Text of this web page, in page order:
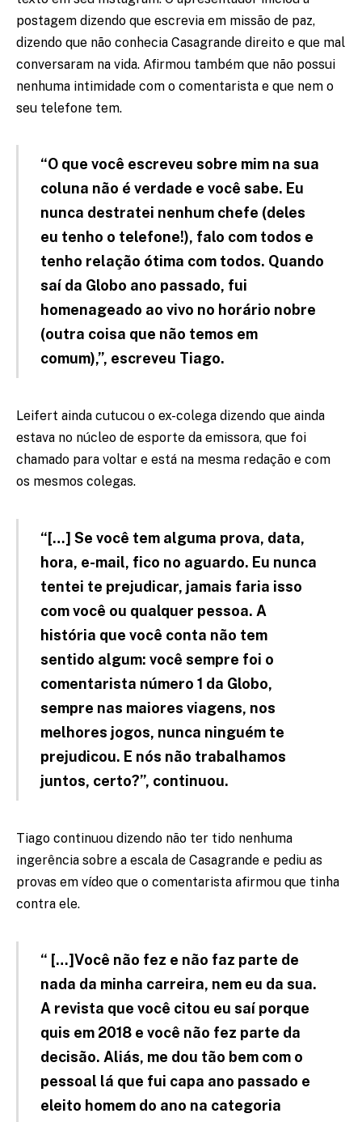
postagem dizendo que escrevia em missão de paz,
dizendo que não conhecia Casagrande direito e que mal
conversaram na vida. Afirmou também que não possui
nenhuma intimidade com o comentarista e que nem o
seu telefone tem.
“O que você escreveu sobre mim na sua
coluna não é verdade e você sabe. Eu
nunca destratei nenhum chefe (deles
eu tenho o telefone!), falo com todos e
tenho relação ótima com todos. Quando
saí da Globo ano passado, fui
homenageado ao vivo no horário nobre
(outra coisa que não temos em
comum),”, escreveu Tiago.
Leifert ainda cutucou o ex-colega dizendo que ainda
estava no núcleo de esporte da emissora, que foi
chamado para voltar e está na mesma redação e com
os mesmos colegas.
“[…] Se você tem alguma prova, data,
hora, e-mail, fico no aguardo. Eu nunca
tentei te prejudicar, jamais faria isso
com você ou qualquer pessoa. A
história que você conta não tem
sentido algum: você sempre foi o
comentarista número 1 da Globo,
sempre nas maiores viagens, nos
melhores jogos, nunca ninguém te
prejudicou. E nós não trabalhamos
juntos, certo?”, continuou.
Tiago continuou dizendo não ter tido nenhuma
ingerência sobre a escala de Casagrande e pediu as
provas em vídeo que o comentarista afirmou que tinha
contra ele.
“ […]Você não fez e não faz parte de
nada da minha carreira, nem eu da sua.
A revista que você citou eu saí porque
quis em 2018 e você não fez parte da
decisão. Aliás, me dou tão bem com o
pessoal lá que fui capa ano passado e
eleito homem do ano na categoria